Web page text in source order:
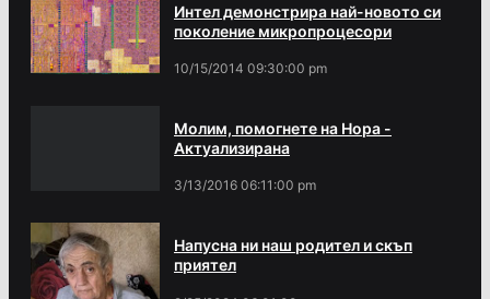
Интел демонстрира най-новото си
поколение микропроцесори
10/15/2014 09:30:00 pm
Молим, помогнете на Нора -
Актуализирана
3/13/2016 06:11:00 pm
Напусна ни наш родител и скъп
приятел